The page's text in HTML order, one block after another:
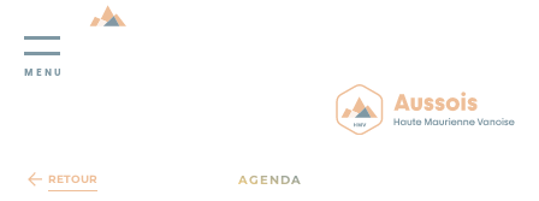
Panneau de gestion des cookies
MENU
RETOUR AGENDA